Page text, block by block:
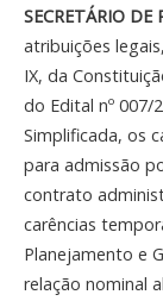
SECRETÁRIO DE
atribuições
IX, da
do Edital nº 007/
Simplificada, os
para admissão
contrato
carências
Planejamento e
relação nominal